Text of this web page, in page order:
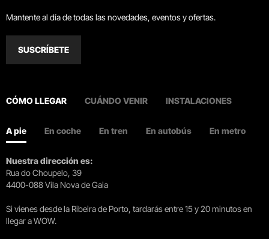
Mantente al día de todas las novedades, eventos y ofertas.
SUSCRÍBETE
CÓMO LLEGAR CUÁNDO VENIR INSTALACIONES
A pie En coche En tren En autobús En metro
Nuestra dirección es:
Rua do Choupelo, 39
4400-088 Vila Nova de Gaia
Si vienes desde la Ribeira de Porto, tardarás entre 15 y 20 minutos en
llegar a WOW.